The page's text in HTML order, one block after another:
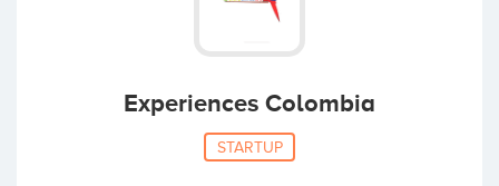
Experiences Colombia
STARTUP